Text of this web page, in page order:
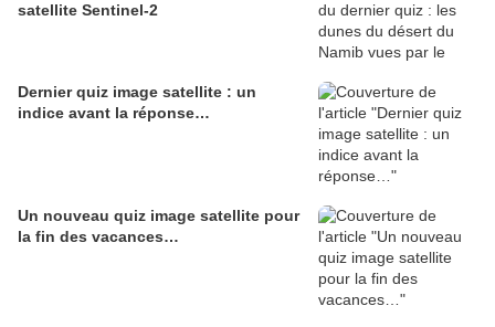
satellite Sentinel-2
Dernier quiz image satellite : un
indice avant la réponse…
Un nouveau quiz image satellite pour
la fin des vacances…